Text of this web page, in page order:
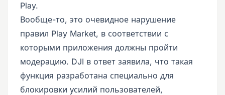
Play.
Вообще-то, это очевидное нарушение
правил Play Market, в соответствии с
которыми приложения должны пройти
модерацию. DJI в ответ заявила, что такая
функция разработана специально для
блокировки усилий пользователей,